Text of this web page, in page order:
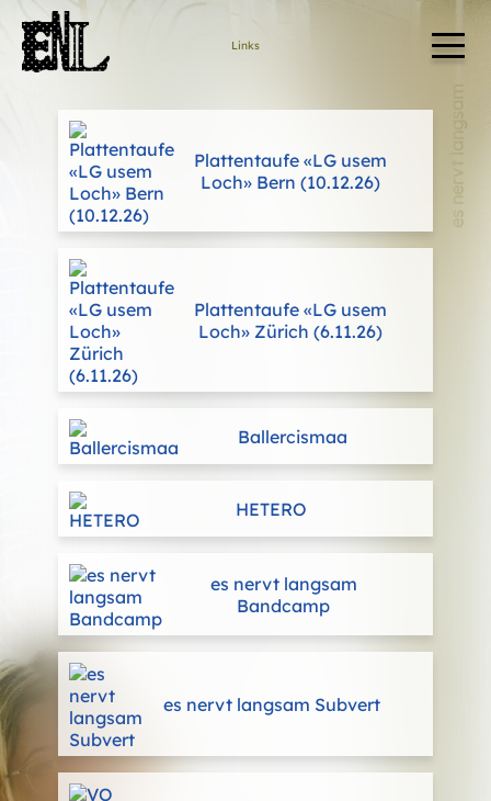
es nervt langsam
Links
Plattentaufe «LG usem
Loch» Bern (10.12.26)
Plattentaufe «LG usem
Loch» Zürich (6.11.26)
Ballercismaa
HETERO
es nervt langsam
Bandcamp
es nervt langsam Subvert